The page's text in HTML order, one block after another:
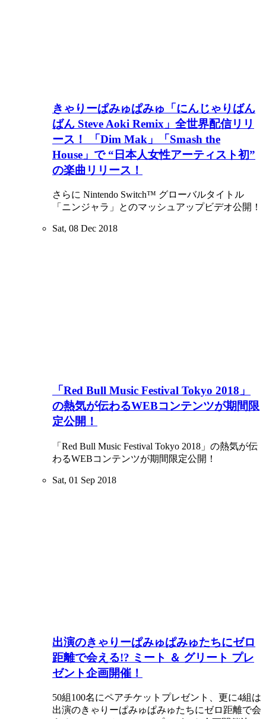
きゃりーぱみゅぱみゅ「にんじゃりばん
ばん Steve Aoki Remix」全世界配信リリ
ース！ 「Dim Mak」「Smash the
House」で “日本人女性アーティスト初”
の楽曲リリース！
さらに Nintendo Switch™️ グローバルタイトル
「ニンジャラ」とのマッシュアップビデオ公開！
Sat, 08 Dec 2018
「Red Bull Music Festival Tokyo 2018」
の熱気が伝わるWEBコンテンツが期間限
定公開！
「Red Bull Music Festival Tokyo 2018」の熱気が伝
わるWEBコンテンツが期間限定公開！
Sat, 01 Sep 2018
出演のきゃりーぱみゅぱみゅたちにゼロ
距離で会える!? ミート ＆ グリート プレ
ゼント企画開催！
50組100名にペアチケットプレゼント、更に4組は
出演のきゃりーぱみゅぱみゅたちにゼロ距離で会